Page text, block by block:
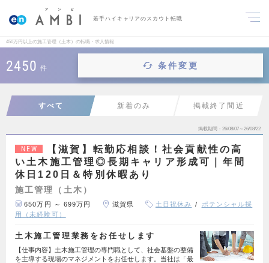
若手ハイキャリアのスカウト転職
450万円以上の施工管理（土木）の転職・求人情報
2450 件 条件変更
すべて 新着のみ 掲載終了間近
掲載期間 26/08/07～26/08/22
NEW
【滋賀】転勤応相談！社会貢献性の高
い土木施工管理◎長期キャリア形成可｜年間
休日120日＆特別休暇あり
施工管理（土木）
650万円 ～ 699万円 滋賀県 土日祝休み
ポテンシャル採
用（未経験可）
土木施工管理業務をお任せします
【仕事内容】土木施工管理の専門職として、社会基盤の整備
を主導する現場のマネジメントをお任せします。当社は「最